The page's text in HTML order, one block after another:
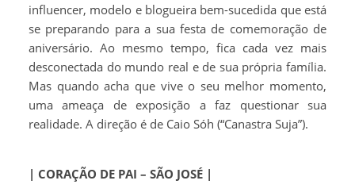
influencer, modelo e blogueira bem-sucedida que está
se preparando para a sua festa de comemoração de
aniversário. Ao mesmo tempo, fica cada vez mais
desconectada do mundo real e de sua própria família.
Mas quando acha que vive o seu melhor momento,
uma ameaça de exposição a faz questionar sua
realidade. A direção é de Caio Sóh (“Canastra Suja”).
| CORAÇÃO DE PAI – SÃO JOSÉ |